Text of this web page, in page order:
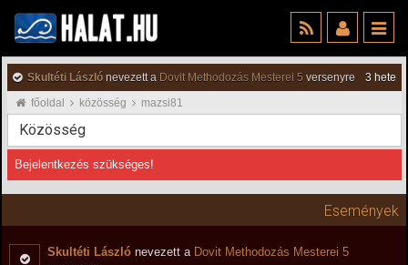
Skultéti László nevezett a Dovit Methodozás Mesterei 5 versenyre
3 hete
főoldal
közösség mazsi81
Közösség
Bejelentkezés szükséges!
Események
Skultéti László nevezett a Dovit Methodozás Mesterei 5